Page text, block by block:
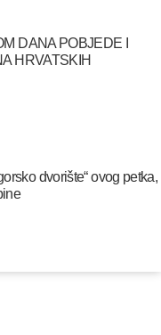
DANA POBJEDE I
HRVATSKIH
dvorište“ ovog petka,